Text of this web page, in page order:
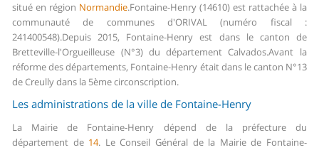
situé en région Normandie.Fontaine-Henry (14610) est rattachée à la
communauté de communes d'ORIVAL (numéro fiscal :
241400548).Depuis 2015, Fontaine-Henry est dans le canton de
Bretteville-l'Orgueilleuse (N°3) du département Calvados.Avant la
réforme des départements, Fontaine-Henry était dans le canton N°13
de Creully dans la 5ème circonscription.
Les administrations de la ville de Fontaine-Henry
La Mairie de Fontaine-Henry dépend de la préfecture du
département de 14. Le Conseil Général de la Mairie de Fontaine-